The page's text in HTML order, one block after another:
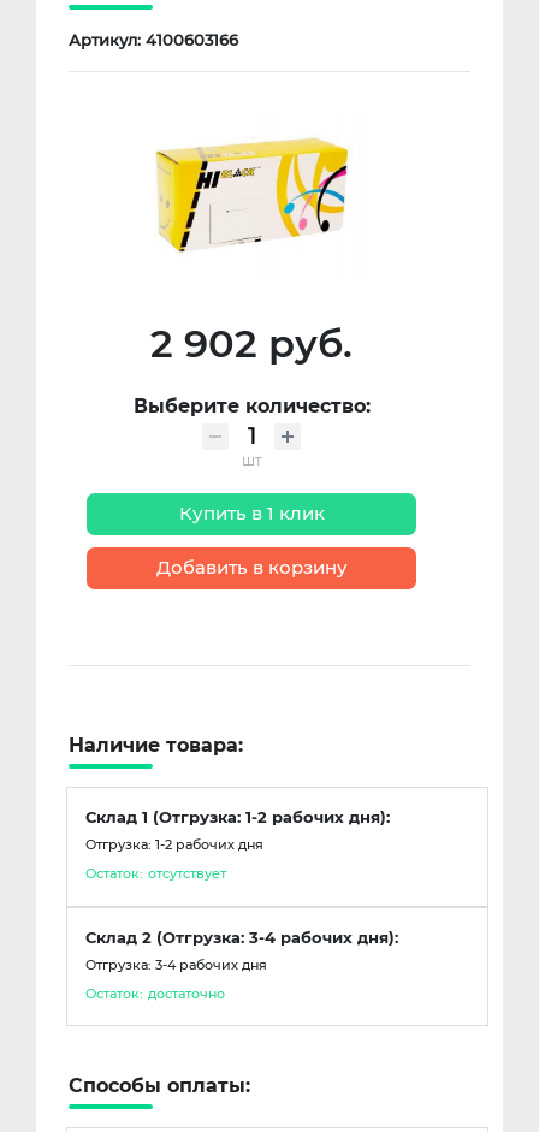
Артикул: 4100603166
2 902 руб.
Выберите количество:
шт
Купить в 1 клик
Добавить в корзину
Наличие товара:
Склад 1 (Отгрузка: 1-2 рабочих дня):
Отгрузка: 1-2 рабочих дня
Остаток: отсутствует
Склад 2 (Отгрузка: 3-4 рабочих дня):
Отгрузка: 3-4 рабочих дня
Остаток: достаточно
Способы оплаты: